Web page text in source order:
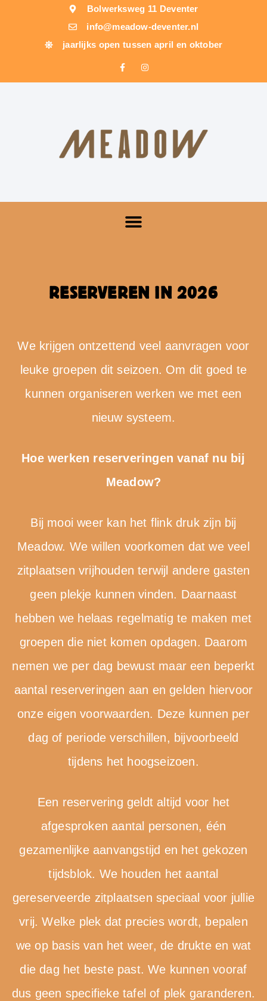
Bolwerksweg 11 Deventer
info@meadow-deventer.nl
jaarlijks open tussen april en oktober
RESERVEREN IN 2026
We krijgen ontzettend veel aanvragen voor
leuke groepen dit seizoen. Om dit goed te
kunnen organiseren werken we met een
nieuw systeem.
Hoe werken reserveringen vanaf nu bij
Meadow?
Bij mooi weer kan het flink druk zijn bij
Meadow. We willen voorkomen dat we veel
zitplaatsen vrijhouden terwijl andere gasten
geen plekje kunnen vinden. Daarnaast
hebben we helaas regelmatig te maken met
groepen die niet komen opdagen. Daarom
nemen we per dag bewust maar een beperkt
aantal reserveringen aan en gelden hiervoor
onze eigen voorwaarden. Deze kunnen per
dag of periode verschillen, bijvoorbeeld
tijdens het hoogseizoen.
Een reservering geldt altijd voor het
afgesproken aantal personen, één
gezamenlijke aanvangstijd en het gekozen
tijdsblok. We houden het aantal
gereserveerde zitplaatsen speciaal voor jullie
vrij. Welke plek dat precies wordt, bepalen
we op basis van het weer, de drukte en wat
die dag het beste past. We kunnen vooraf
dus geen specifieke tafel of plek garanderen.